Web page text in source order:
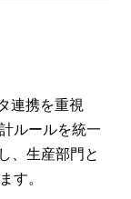
連携を重視
ルールを統一
、生産部門と
す。